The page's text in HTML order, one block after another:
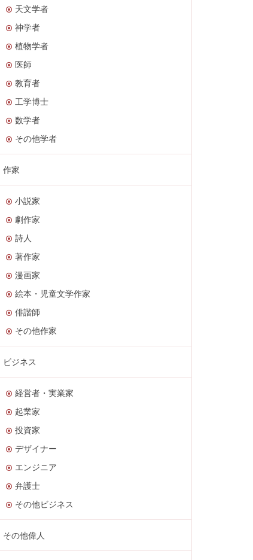
天文学者
神学者
植物学者
医師
教育者
工学博士
数学者
その他学者
作家
小説家
劇作家
詩人
著作家
漫画家
絵本・児童文学作家
俳諧師
その他作家
ビジネス
経営者・実業家
起業家
投資家
デザイナー
エンジニア
弁護士
その他ビジネス
その他偉人